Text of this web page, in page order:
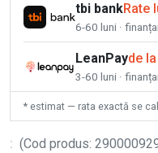
tbi bankRate
6-60 luni ·
LeanPayde
3-60 luni ·
* estimat — rata exactă se
: (Cod produs: